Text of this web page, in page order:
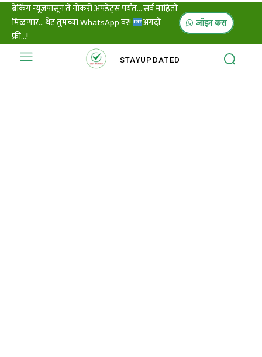
ब्रेकिंग न्यूजपासून ते नोकरी अपडेट्स पर्यंत... सर्व माहिती
मिळणार... थेट तुमच्या WhatsApp वर!
अगदी
फ्री...!
जॉइन करा
STAYUPDATED